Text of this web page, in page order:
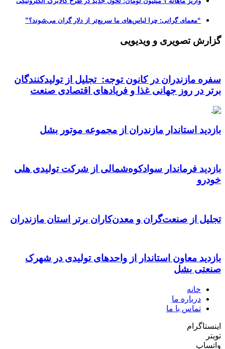
“معمای گرانی: چرا لباس‌های ما سریع‌تر از دلار گران می‌شوند؟”
گزارش تصویری و ویدیویی
سفره مازندران در کانون توجه: تجلیل از تولیدکنندگان
برتر در روز جهانی غذا و فریادهای اقتصادی صنعت
بازدید استاندار مازندران از مجموعه موتور بشل
بازدید فرماندار سوادکوه‌شمالی از شرکت تولیدی هلی
خودرو
تجلیل از صنعت‌گران و معدن‌کاران برتر استان مازندران
بازدید معاون استاندار از واحدهای تولیدی در شهرک
صنعتی بشل
خانه
درباره ما
تماس با ما
اینستاگرام
تویتر
واتساپ